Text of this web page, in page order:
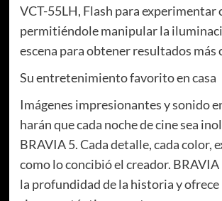
VCT-55LH, Flash para experimentar
permitiéndole manipular la
escena para obtener resultados más
Su entretenimiento favorito en casa
Imágenes impresionantes y sonido
harán que cada noche de cine sea
BRAVIA 5. Cada detalle, cada color,
como lo concibió el creador.
la profundidad de la historia y ofrece